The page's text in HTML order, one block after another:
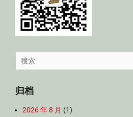
Search
for:
归档
2026 年 8 月 (1)